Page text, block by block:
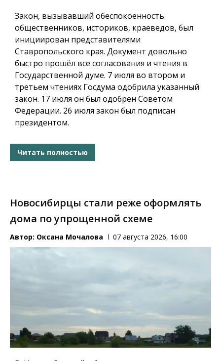
Закон, вызывавший обеспокоенность
общественников, историков, краеведов, был
инициирован представителями
Ставропольского края. Документ довольно
быстро прошёл все согласования и чтения в
Государственной думе. 7 июля во втором и
третьем чтениях Госдума одобрила указанный
закон. 17 июля он был одобрен Советом
Федерации. 26 июля закон был подписан
президентом.
Читать полностью
Новосибирцы стали реже оформлять
дома по упрощенной схеме
Автор: Оксана Мочалова 07 августа 2026, 16:00